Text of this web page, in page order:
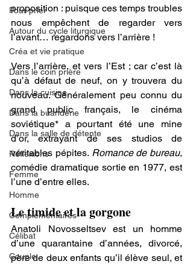
Pour prier
Autour du cycle liturgique
Créa et vie pratique
Dans le coin prière
Dans la cuisine
Dans la buanderie
Dans la salle de détente
Réflexions
Femme
Homme
Complémentaires
Célibat
Couple
proposition : puisque ces temps troubles
nous empêchent de regarder vers
l’avant… regardons vers l’arrière !
Vers l’arrière, et vers l’Est ; car c’est là
qu’à défaut de neuf, on y trouvera du
nouveau. Généralement peu connu du
grand public français, le cinéma
soviétique* a pourtant été une mine
d’or, extrayant de ses studios de
véritables pépites. Romance de bureau,
comédie dramatique sortie en 1977, est
l’une d’entre elles.
Le timide et la gorgone
Anatoli Novosseltsev est un homme
d’une quarantaine d’années, divorcé,
père de deux enfants qu’il élève seul, et